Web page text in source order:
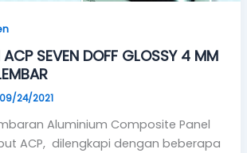
ACP SEVEN DOFF GLOSSY 4 MM
09/24/2021
Aluminium Composite Panel
ACP, dilengkapi dengan beberapa